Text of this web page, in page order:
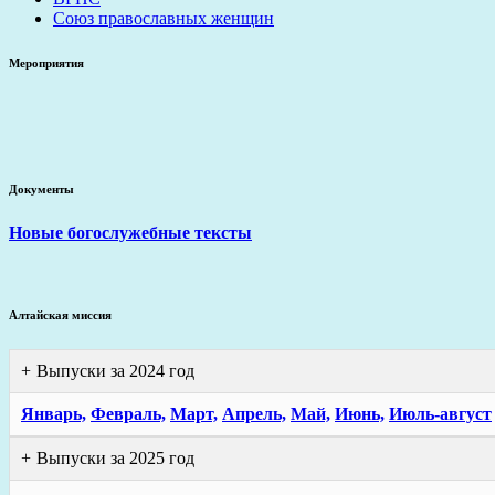
Союз православных женщин
Мероприятия
Документы
Новые богослужебные тексты
Алтайская миссия
Выпуски за 2024 год
Январь, Февраль, Март, Апрель, Май, Июнь, Июль-август
Выпуски за 2025 год